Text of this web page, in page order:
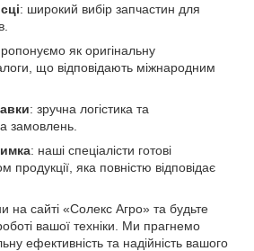
: широкий вибір запчастин для
як оригінальну
що відповідають міжнародним
: зручна логістика та
замовлень.
: наші спеціалісти готові
продукції, яка повністю відповідає
на сайті «Солекс Агро» та будьте
вашої техніки. Ми прагнемо
ефективність та надійність вашого